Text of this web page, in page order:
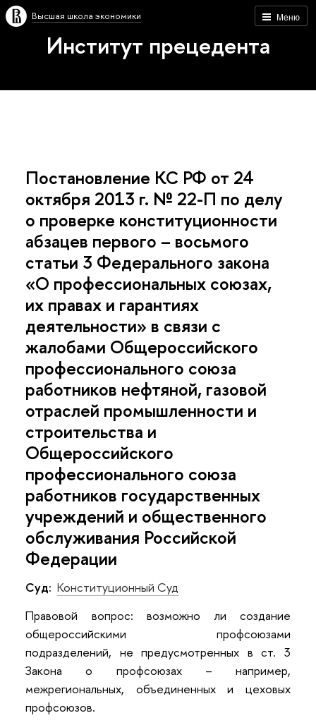
Меню
Высшая школа экономики
Институт прецедента
Постановление КС РФ от 24
октября 2013 г. № 22-П по делу
о проверке конституционности
абзацев первого – восьмого
статьи 3 Федерального закона
«О профессиональных союзах,
их правах и гарантиях
деятельности» в связи с
жалобами Общероссийского
профессионального союза
работников нефтяной, газовой
отраслей промышленности и
строительства и
Общероссийского
профессионального союза
работников государственных
учреждений и общественного
обслуживания Российской
Федерации
Суд: Конституционный Суд
Правовой вопрос: возможно ли создание
общероссийскими профсоюзами
подразделений, не предусмотренных в ст. 3
Закона о профсоюзах – например,
межрегиональных, объединенных и цеховых
профсоюзов.